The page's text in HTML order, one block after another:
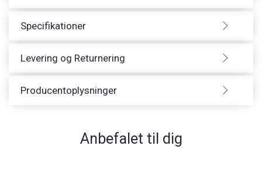
Specifikationer
Levering og Returnering
Producentoplysninger
Anbefalet til dig